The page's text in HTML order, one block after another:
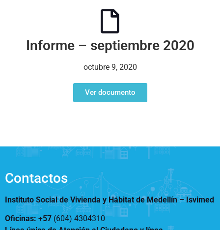
Hábitat de Medellín
Servicios
Vivienda Nueva
Vivienda un proyecto
Reconocimiento de
Edificaciones – C0
Acompañamiento Social
OPV-JVC
Rendición de cuentas
Encuesta de Percepción
Tamaño de la
fuente
Contraste
Centro de relevo
Informe – septiembre 2020
octubre 9, 2020
Ver documento
Contactos
Instituto Social de Vivienda y Hábitat de Medellín –Isvimed
Oficinas: +57 (604) 4304310